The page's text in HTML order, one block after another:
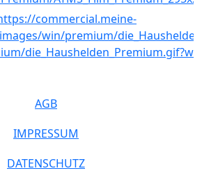
AGB
IMPRESSUM
DATENSCHUTZ